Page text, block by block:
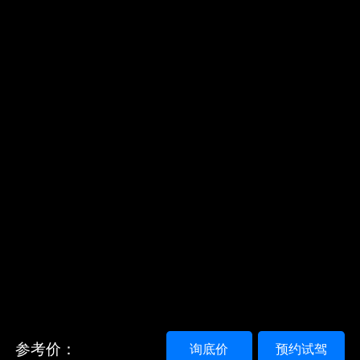
参考价： 预约试驾
询底价